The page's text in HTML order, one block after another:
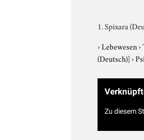
1. Spixara
›Lebewesen›
(Deutsch)]›
Zu diesem